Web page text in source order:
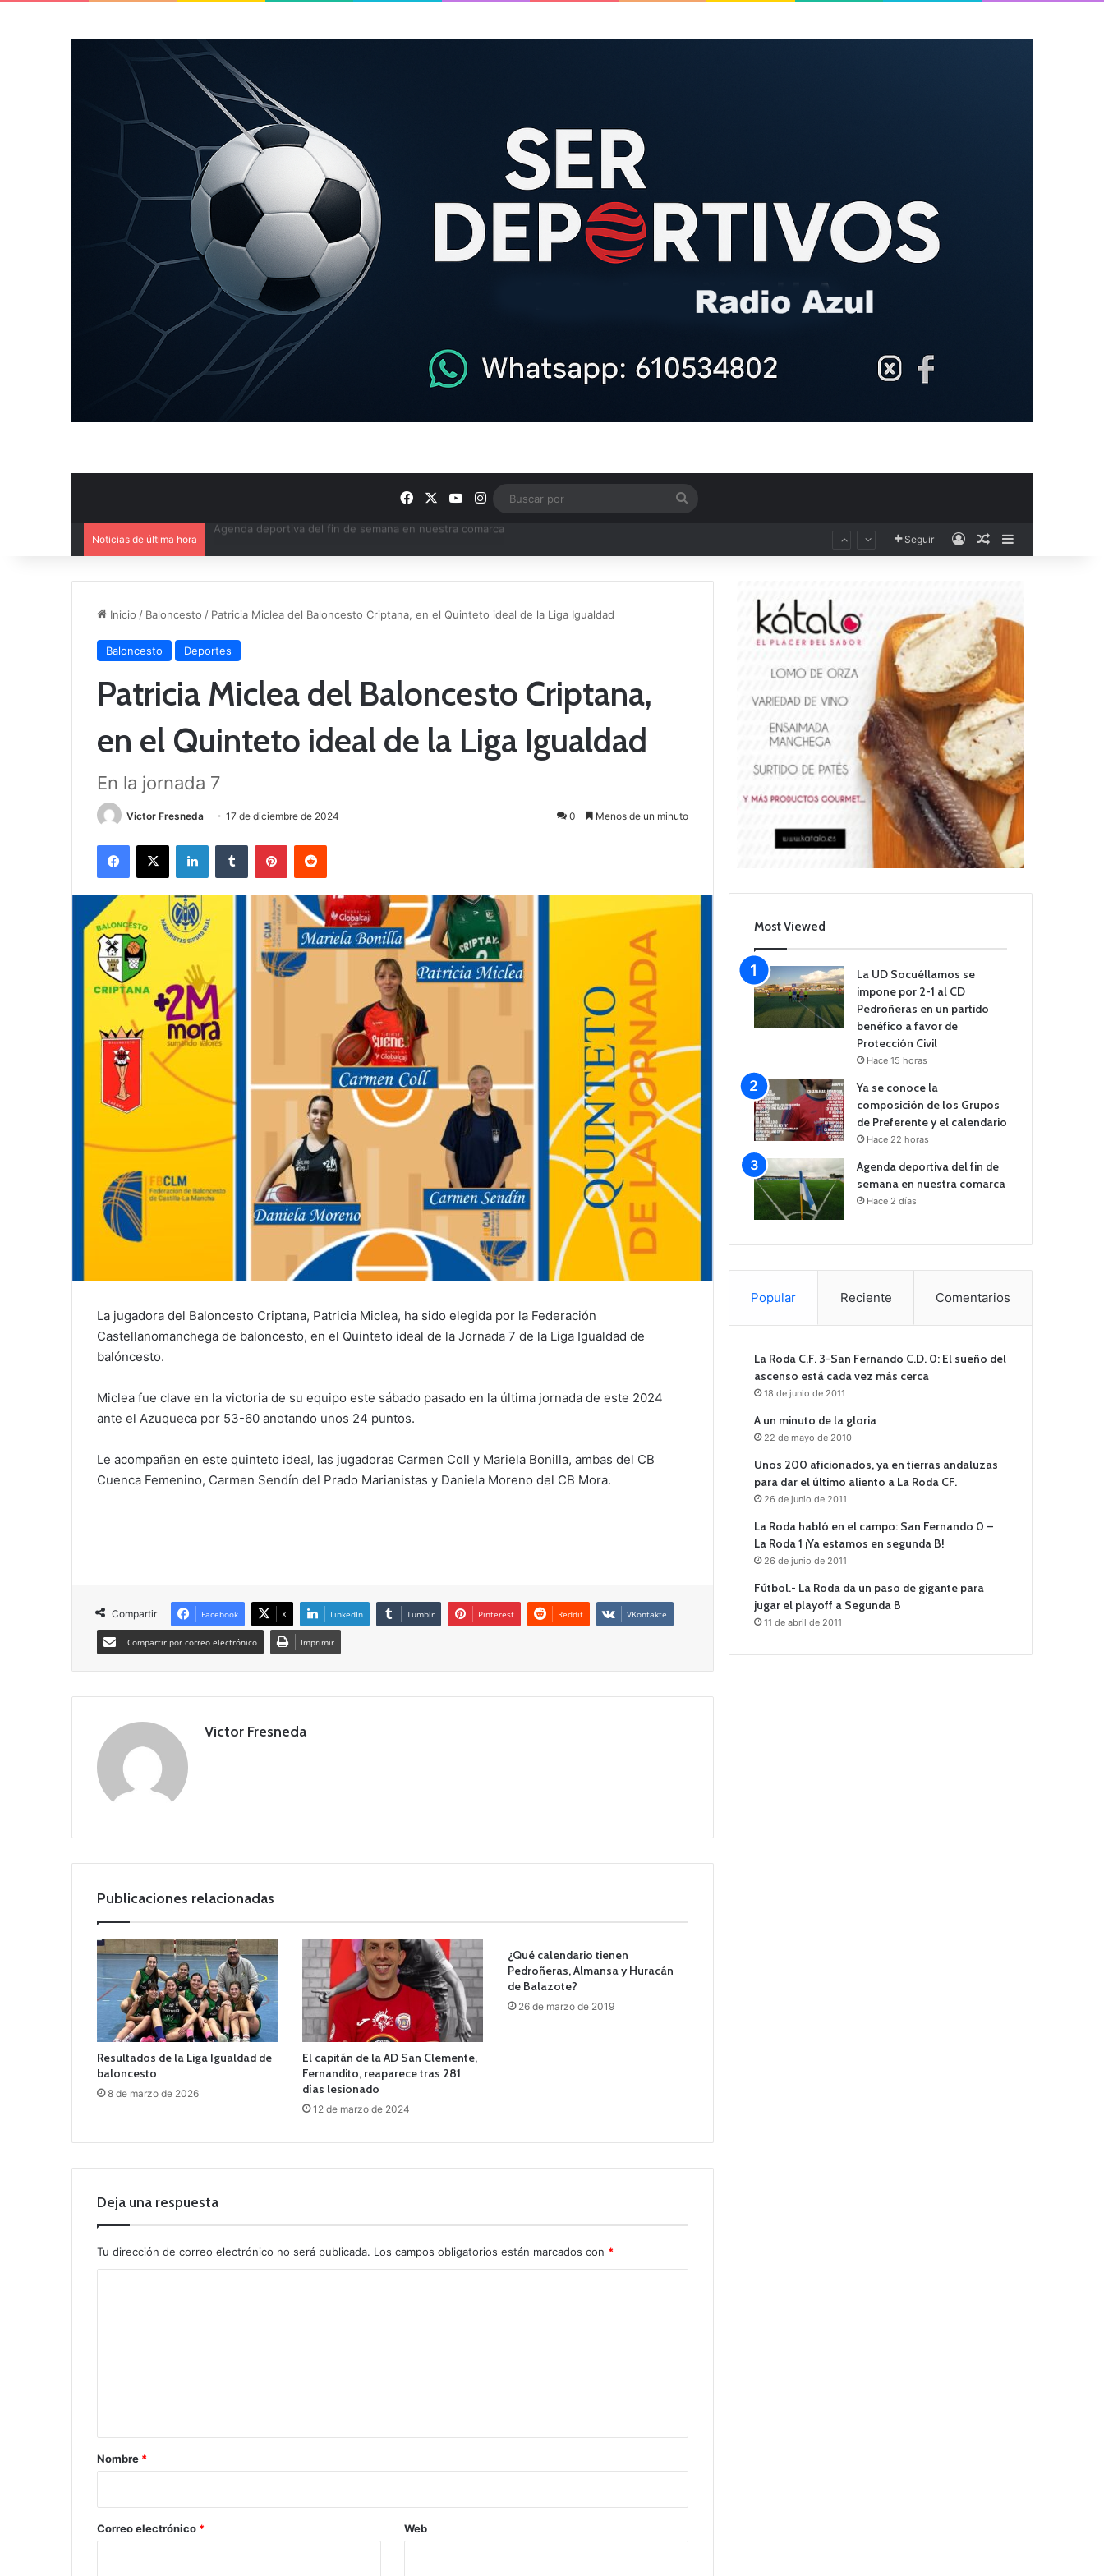
FacebookYouTube
Instagram
Noticias de última hora Seguir AccesoPublicación al
Inicio / Baloncesto / Patricia Miclea del Baloncesto Criptana, en el Quinteto ideal de la Liga Igualdad
Baloncesto Deportes
Patricia Miclea del Baloncesto Criptana,
en el Quinteto ideal de la Liga Igualdad
En la jornada 7
Victor Fresneda 17 de diciembre de 2024 0 Menos de un minuto
La jugadora del Baloncesto Criptana, Patricia Miclea, ha sido elegida por la Federación
Castellanomanchega de baloncesto, en el Quinteto ideal de la Jornada 7 de la Liga Igualdad de
balóncesto.
Miclea fue clave en la victoria de su equipo este sábado pasado en la última jornada de este 2024
ante el Azuqueca por 53-60 anotando unos 24 puntos.
Le acompañan en este quinteto ideal, las jugadoras Carmen Coll y Mariela Bonilla, ambas del CB
Cuenca Femenino, Carmen Sendín del Prado Marianistas y Daniela Moreno del CB Mora.
Compartir Facebook X LinkedIn Tumblr Pinterest Reddit VKontakte
Compartir por correo electrónico Imprimir
Victor Fresneda
Publicaciones relacionadas
Resultados de la Liga Igualdad de
baloncesto
8 de marzo de 2026
El capitán de la AD San Clemente,
Fernandito, reaparece tras 281
días lesionado
12 de marzo de 2024
¿Qué calendario tienen
Pedroñeras, Almansa y Huracán
de Balazote?
26 de marzo de 2019
Deja una respuesta
Tu dirección de correo electrónico no será publicada. Los campos obligatorios están marcados con *
r
*
Nombre *
Correo electrónico * Web
Most Viewed
La UD Socuéllamos se
impone por 2-1 al CD
Pedroñeras en un partido
benéfico a favor de
Protección Civil
Hace 15 horas
Ya se conoce la
composición de los Grupos
de Preferente y el calendario
Hace 22 horas
Agenda deportiva del fin de
semana en nuestra comarca
Hace 2 días
Popular Reciente Comentarios
La Roda C.F. 3-San Fernando C.D. 0: El sueño del
ascenso está cada vez más cerca
18 de junio de 2011
A un minuto de la gloria
22 de mayo de 2010
Unos 200 aficionados, ya en tierras andaluzas
para dar el último aliento a La Roda CF.
26 de junio de 2011
La Roda habló en el campo: San Fernando 0 –
La Roda 1 ¡Ya estamos en segunda B!
26 de junio de 2011
Fútbol.- La Roda da un paso de gigante para
jugar el playoff a Segunda B
11 de abril de 2011